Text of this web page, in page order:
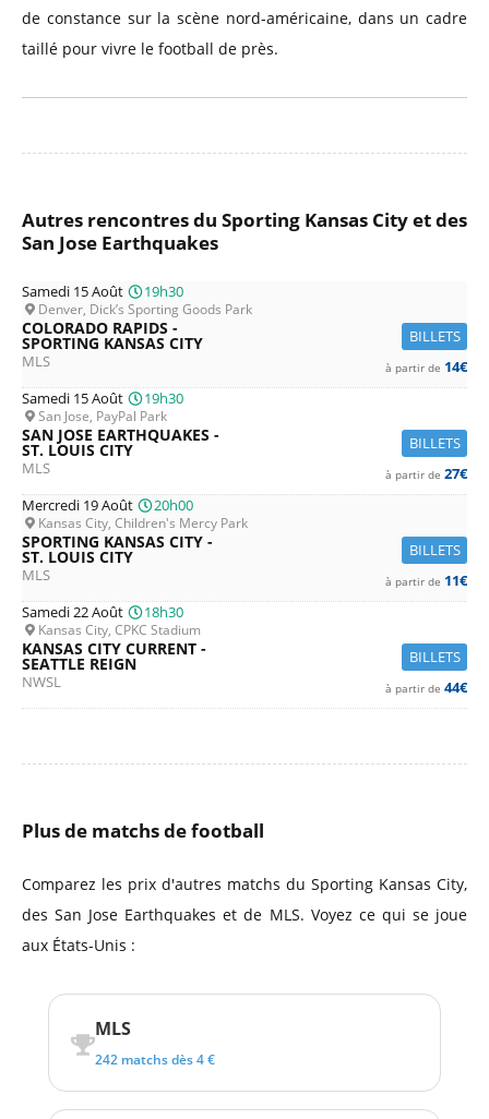
de constance sur la scène nord-américaine, dans un cadre
taillé pour vivre le football de près.
Autres rencontres du Sporting Kansas City et des
San Jose Earthquakes
Samedi 15 Août 19h30
Denver, Dick’s Sporting Goods Park
BILLETS
COLORADO RAPIDS -
SPORTING KANSAS CITY
MLS à partir de 14€
Samedi 15 Août
19h30
San Jose, PayPal Park
BILLETS
SAN JOSE EARTHQUAKES -
ST. LOUIS CITY
MLS à partir de 27€
Mercredi 19 Août
20h00
Kansas City, Children's Mercy Park
BILLETS
SPORTING KANSAS CITY -
ST. LOUIS CITY
MLS à partir de 11€
Samedi 22 Août
18h30
Kansas City, CPKC Stadium
BILLETS
KANSAS CITY CURRENT -
SEATTLE REIGN
NWSL à partir de 44€
Plus de matchs de football
Comparez les prix d'autres matchs du Sporting Kansas City,
des San Jose Earthquakes et de MLS. Voyez ce qui se joue
aux États-Unis :
MLS
242 matchs dès 4 €